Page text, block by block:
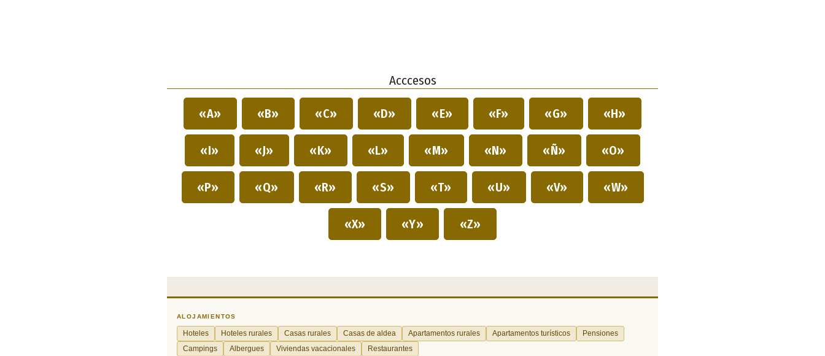
Acccesos
«A» «B» «C» «D» «E» «F» «G» «H»
«I» «J» «K» «L» «M» «N» «Ñ» «O»
«P» «Q» «R» «S» «T» «U» «V» «W»
«X» «Y» «Z»